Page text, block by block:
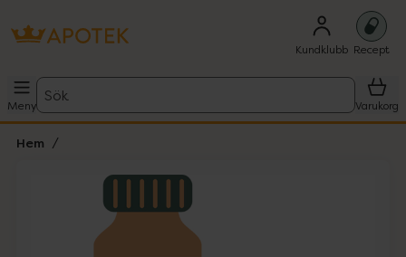
Kundklubb Recept
Meny
Sök
Varukorg
Hem
Lista: . Innehåller 1 objekt.